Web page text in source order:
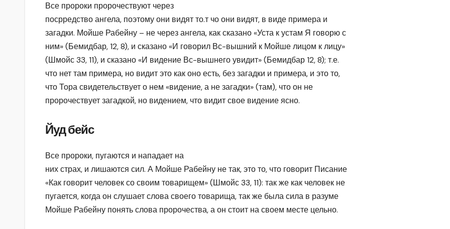
Все пророки пророчествуют через
посрредство ангела, поэтому они видят то.т чо они видят, в виде примера и
загадки. Мойше Рабейну – не через ангела, как сказано «Уста к устам Я говорю с
ним» (Бемидбар, 12, 8), и сказано «И говорил Вс-вышний к Мойше лицом к лицу»
(Шмойс 33, 11), и сказано «И видение Вс-вышнего увидит» (Бемидбар 12, 8); т.е.
что нет там примера, но видит это как оно есть, без загадки и примера, и это то,
что Тора свидетельствует о нем «видение, а не загадки» (там), что он не
пророчествует загадкой, но видением, что видит свое видение ясно.
Йуд бейс
Все пророки, пугаются и нападает на
них страх, и лишаются сил. А Мойше Рабейну не так, это то, что говорит Писание
«Как говорит человек со своим товарищем» (Шмойс 33, 11): так же как человек не
пугается, когда он слушает слова своего товарища, так же была сила в разуме
Мойше Рабейну понять слова пророчества, а он стоит на своем месте цельно.